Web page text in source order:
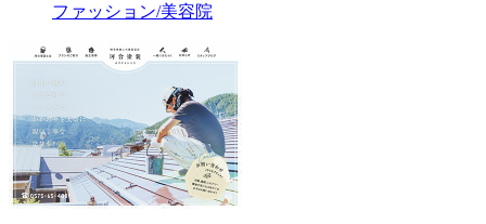
ファッション/美容院